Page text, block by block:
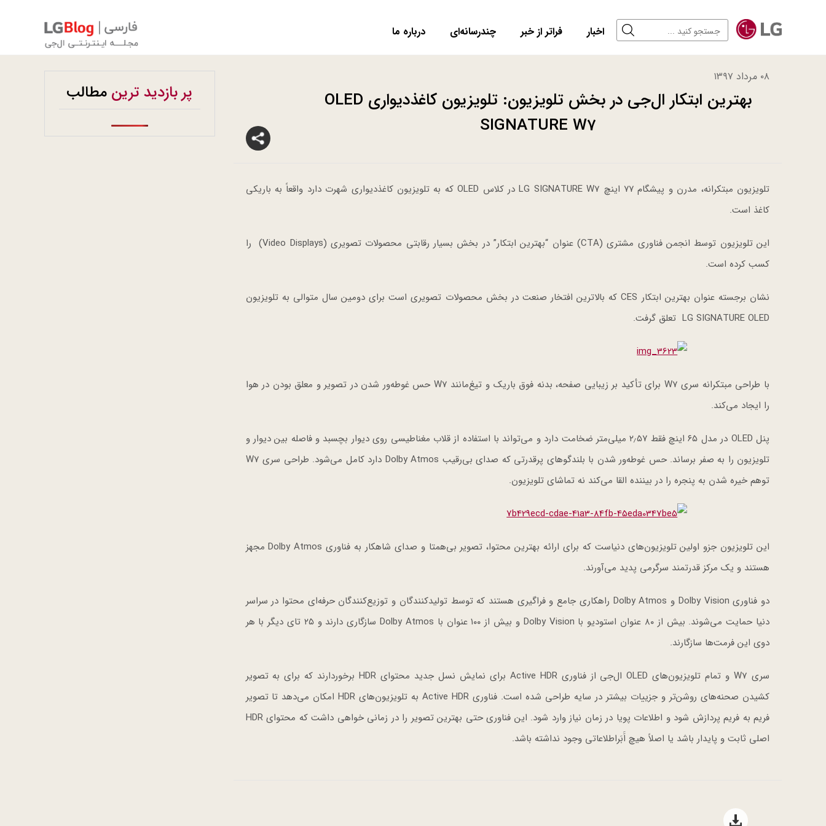
اخبار فراتر از خبر چندرسانه‌ای درباره ما
۰۸ مرداد ۱۳۹۷
بهترین ابتکار ال‌جی در بخش تلویزیون: تلویزیون کاغذدیواری OLED
SIGNATURE W7
تلویزیون مبتکرانه، مدرن و پیشگام ۷۷ اینچ LG SIGNATURE W7 در کلاس OLED که به تلویزیون کاغذدیواری شهرت دارد واقعاً به باریکی
کاغذ است.
این تلویزیون توسط انجمن فناوری مشتری (CTA) عنوان “بهترین ابتکار” در بخش بسیار رقابتی محصولات تصویری (Video Displays) را
کسب کرده است.
نشان برجسته عنوان بهترین ابتکار CES که بالاترین افتخار صنعت در بخش محصولات تصویری است برای دومین سال متوالی به تلویزیون
LG SIGNATURE OLED تعلق گرفت.
با طراحی مبتکرانه سری W7 برای تأکید بر زیبایی صفحه، بدنه فوق باریک و تیغ‌مانند W7 حس غوطه‌ور شدن در تصویر و معلق بودن در هوا
را ایجاد می‌کند.
پنل OLED در مدل ۶۵ اینچ فقط ۲٫۵۷ میلی‌متر ضخامت دارد و می‌تواند با استفاده از قلاب مغناطیسی روی دیوار بچسبد و فاصله بین دیوار و
تلویزیون را به صفر برساند. حس غوطه‌ور شدن با بلندگوهای پرقدرتی که صدای بی‌رقیب Dolby Atmos دارد کامل می‌شود. طراحی سری W7
توهم خیره شدن به پنجره را در بیننده القا می‌کند نه تماشای تلویزیون.
این تلویزیون جزو اولین تلویزیون‌های دنیاست که برای ارائه بهترین محتوا، تصویر بی‌همتا و صدای شاهکار به فناوری Dolby Atmos مجهز
هستند و یک مرکز قدرتمند سرگرمی پدید می‌آورند.
دو فناوری Dolby Vision و Dolby Atmos راهکاری جامع و فراگیری هستند که توسط تولیدکنندگان و توزیع‌کنندگان حرفه‌ای محتوا در سراسر
دنیا حمایت می‌شوند. بیش از ۸۰ عنوان استودیو با Dolby Vision و بیش از ۱۰۰ عنوان با Dolby Atmos سازگاری دارند و ۲۵ تای دیگر با هر
دوی این فرمت‌ها سازگارند.
سری W7 و تمام تلویزیون‌های OLED ال‌جی از فناوری Active HDR برای نمایش نسل جدید محتوای HDR برخوردارند که برای به تصویر
کشیدن صحنه‌های روشن‌تر و جزییات بیشتر در سایه طراحی شده است. فناوری Active HDR به تلویزیون‌های HDR امکان می‌دهد تا تصویر
فریم به فریم پردازش شود و اطلاعات پویا در زمان نیاز وارد شود. این فناوری حتی بهترین تصویر را در زمانی خواهی داشت که محتوای HDR
اصلی ثابت و پایدار باشد یا اصلاً هیچ اََبَراطلاعاتی وجود نداشته باشد.
پر بازدید ترین مطالب